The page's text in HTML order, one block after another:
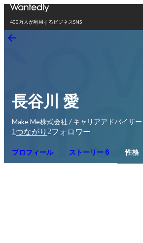
400万人が利用するビジネスSNS
長谷川 愛
Make Me株式会社 / キャリアアドバイザー
1つながり 2フォロワー
プロフィール ストーリー 6 性格